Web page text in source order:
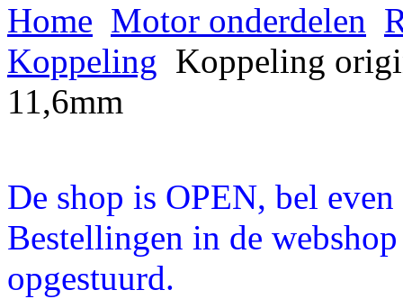
Home Motor onderdelen
Koppeling Koppeling
11,6mm
De shop is OPEN, bel
Bestellingen in de
opgestuurd.